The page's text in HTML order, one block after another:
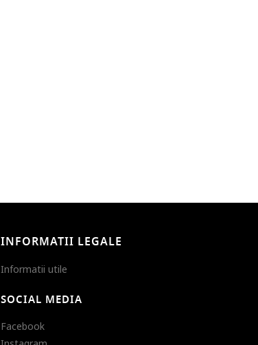
INFORMATII LEGALE
Informatii utile
SOCIAL MEDIA
Facebook